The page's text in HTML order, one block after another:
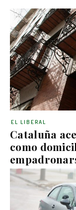
Cataluña
como
EL LIBERAL